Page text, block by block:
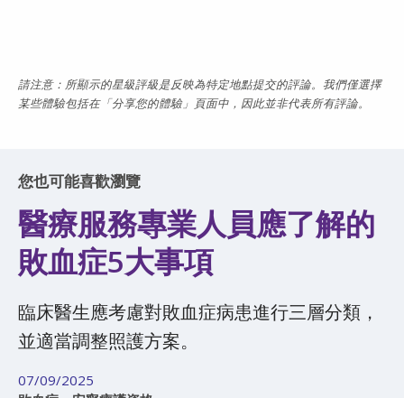
請注意：所顯示的星級評級是反映為特定地點提交的評論。我們僅選擇
某些體驗包括在「分享您的體驗」頁面中，因此並非代表所有評論。
您也可能喜歡瀏覽
醫療服務專業人員應了解的
敗血症5大事項
臨床醫生應考慮對敗血症病患進行三層分類，
並適當調整照護方案。
07/09/2025